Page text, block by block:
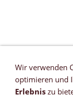
Newsletter
Wir verwenden
optimieren und
Erlebnis zu